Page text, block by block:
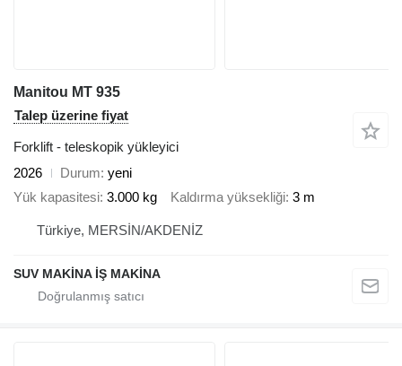
Manitou MT 935
Talep üzerine fiyat
Forklift - teleskopik yükleyici
2026
Durum yeni
Yük kapasitesi 3.000 kg Kaldırma yüksekliği 3 m
Türkiye, MERSİN/AKDENİZ
SUV MAKİNA İŞ MAKİNA